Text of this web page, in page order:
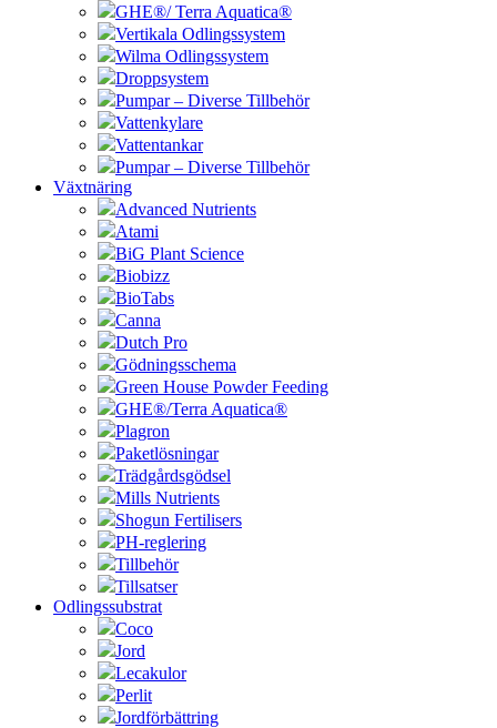
GHE®/ Terra Aquatica®
Vertikala Odlingssystem
Wilma Odlingssystem
Droppsystem
Pumpar – Diverse Tillbehör
Vattenkylare
Vattentankar
Pumpar – Diverse Tillbehör
Växtnäring
Advanced Nutrients
Atami
BiG Plant Science
Biobizz
BioTabs
Canna
Dutch Pro
Gödningsschema
Green House Powder Feeding
GHE®/Terra Aquatica®
Plagron
Paketlösningar
Trädgårdsgödsel
Mills Nutrients
Shogun Fertilisers
PH-reglering
Tillbehör
Tillsatser
Odlingssubstrat
Coco
Jord
Lecakulor
Perlit
Jordförbättring